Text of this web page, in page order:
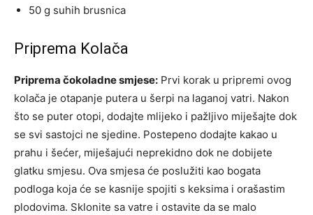
50 g suhih brusnica
Priprema Kolača
Priprema čokoladne smjese: Prvi korak u pripremi ovog
kolača je otapanje putera u šerpi na laganoj vatri. Nakon
što se puter otopi, dodajte mlijeko i pažljivo miješajte dok
se svi sastojci ne sjedine. Postepeno dodajte kakao u
prahu i šećer, miješajući neprekidno dok ne dobijete
glatku smjesu. Ova smjesa će poslužiti kao bogata
podloga koja će se kasnije spojiti s keksima i orašastim
plodovima. Sklonite sa vatre i ostavite da se malo